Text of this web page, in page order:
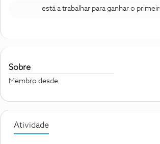
está a trabalhar para ganhar o
Sobre
Membro desde
Atividade